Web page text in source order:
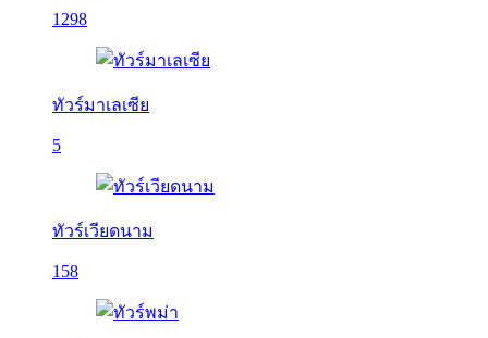
1298
ทัวร์มาเลเซีย
5
ทัวร์เวียดนาม
158